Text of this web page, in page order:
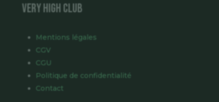
VERY HIGH CLUB
Mentions légales
CGV
CGU
Politique de confidentialité
Contact